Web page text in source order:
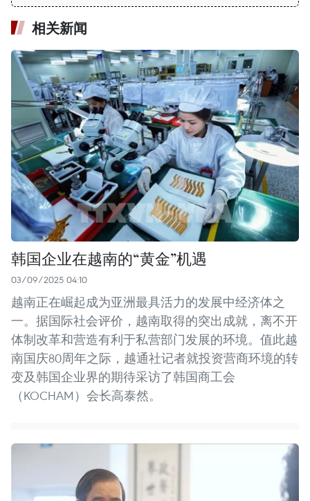
相关新闻
韩国企业在越南的“黄金”机遇
03/09/2025 04:10
越南正在崛起成为亚洲最具活力的发展中经济体之
一。据国际社会评价，越南取得的突出成就，离不开
体制改革和营造有利于私营部门发展的环境。值此越
南国庆80周年之际，越通社记者就投资营商环境的转
变及韩国企业界的期待采访了韩国商工会
（KOCHAM）会长高泰然。